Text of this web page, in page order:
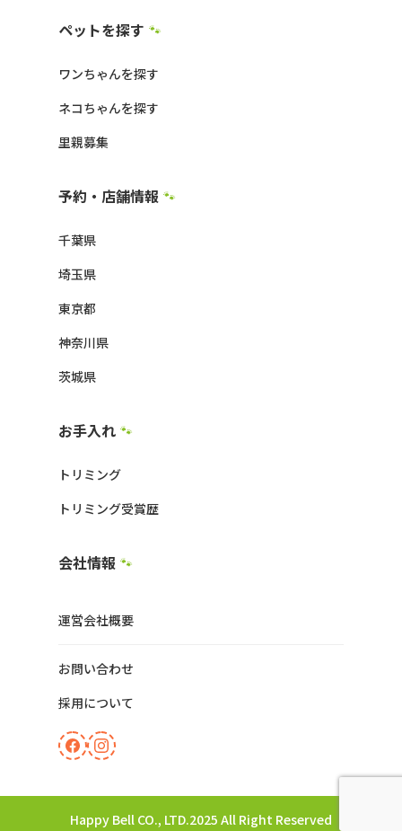
ペットを探す 🐾
ワンちゃんを探す
ネコちゃんを探す
里親募集
予約・店舗情報 🐾
千葉県
埼玉県
東京都
神奈川県
茨城県
お手入れ 🐾
トリミング
トリミング受賞歴
会社情報 🐾
運営会社概要
お問い合わせ
採用について
Happy Bell CO., LTD.2025 All Right Reserved